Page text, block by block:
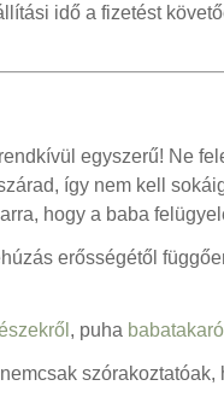
idő a fizetést
egyszerű! Ne
így nem kell
hogy a baba
erősségétől
, puha